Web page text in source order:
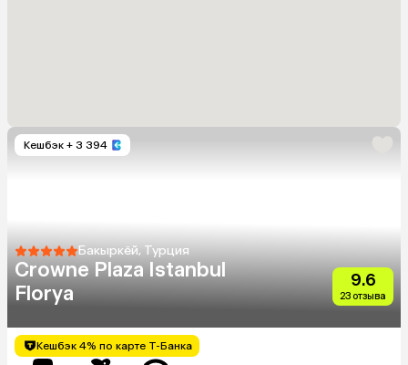
Кешбэк + 3 394
Бакыркёй, Турция
Crowne Plaza Istanbul
Florya
9.6
23 отзыва
Кешбэк 4% по карте Т-Банка